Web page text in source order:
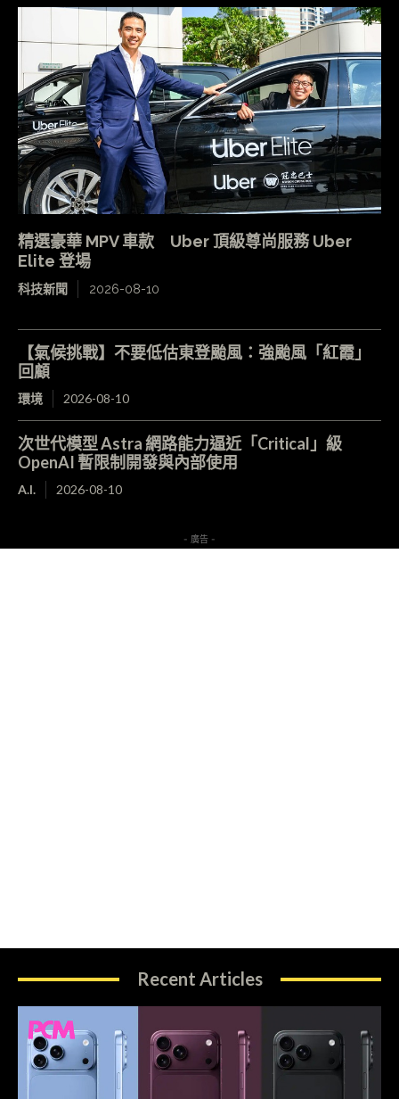
精選豪華 MPV 車款 Uber 頂級尊尚服務 Uber
Elite 登場
科技新聞 2026-08-10
【氣候挑戰】不要低估東登颱風：強颱風「紅霞」
回顧
環境 2026-08-10
次世代模型 Astra 網路能力逼近「Critical」級
OpenAI 暫限制開發與內部使用
A.I. 2026-08-10
- 廣告 -
Recent Articles